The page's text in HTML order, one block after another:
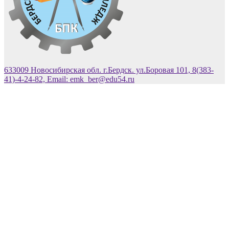
633009 Новосибирская обл. г.Бердск. ул.Боровая 101, 8(383-
41)-4-24-82, Email: emk_ber@edu54.ru